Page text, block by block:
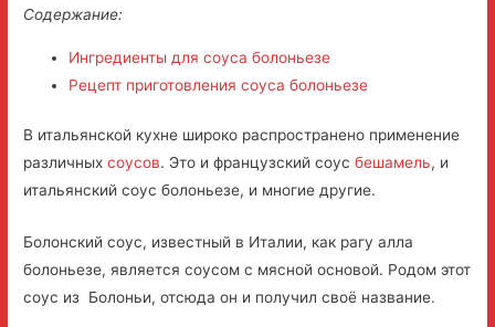
Содержание:
Ингредиенты для соуса болоньезе
Рецепт приготовления соуса болоньезе
В итальянской кухне широко распространено применение
различныхсоусов. Это и французский соусбешамель, и
итальянский соус болоньезе, и многие другие.
Болонский соус, известный в Италии, как рагу алла
болоньезе, является соусом с мясной основой. Родом этот
соус из Болоньи, отсюда он и получил своё название.